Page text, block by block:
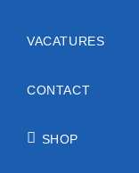
VACATURES
CONTACT
SHOP